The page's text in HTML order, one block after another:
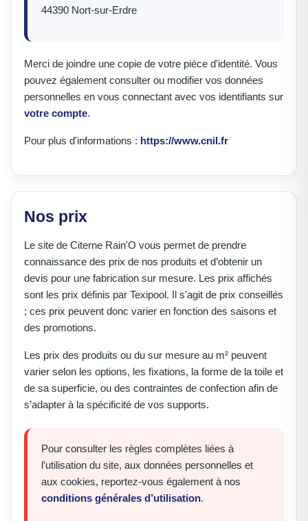
44390 Nort-sur-Erdre
Merci de joindre une copie de votre pièce d'identité. Vous
pouvez également consulter ou modifier vos données
personnelles en vous connectant avec vos identifiants sur
votre compte.
Pour plus d'informations : https://www.cnil.fr
Nos prix
Le site de Citerne Rain'O vous permet de prendre
connaissance des prix de nos produits et d’obtenir un
devis pour une fabrication sur mesure. Les prix affichés
sont les prix définis par Texipool. Il s'agit de prix conseillés
; ces prix peuvent donc varier en fonction des saisons et
des promotions.
Les prix des produits ou du sur mesure au m² peuvent
varier selon les options, les fixations, la forme de la toile et
de sa superficie, ou des contraintes de confection afin de
s’adapter à la spécificité de vos supports.
Pour consulter les règles complètes liées à
l’utilisation du site, aux données personnelles et
aux cookies, reportez-vous également à nos
conditions générales d’utilisation.